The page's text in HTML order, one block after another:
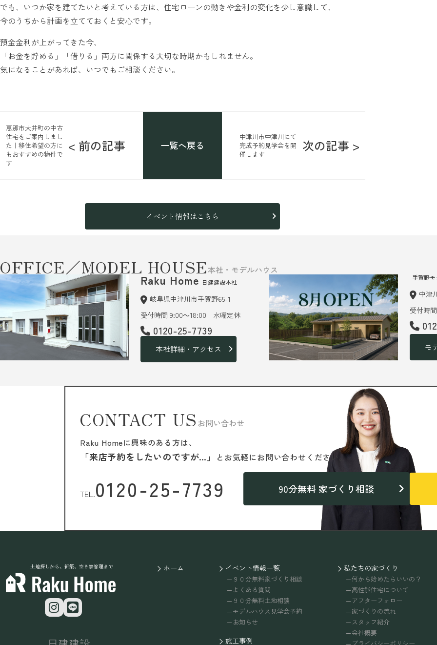
でも、いつか家を建てたいと考えている方は、住宅ローンの動きや金利の変化を少し意識して、
今のうちから計画を立てておくと安心です。
預金金利が上がってきた今、
「お金を貯める」「借りる」両方に関係する大切な時期かもしれません。
気になることがあれば、いつでもご相談ください。
< 前の記事
恵那市大井町の中古
住宅をご案内しまし
た｜移住希望の方に
もおすすめの物件で
す
一覧へ戻る
中津川市中津川にて
完成予約見学会を開
催します
次の記事 >
イベント情報はこちら
OFFICE／MODEL HOUSE本社・モデルハウス
Raku Home 日建建設本社
岐阜県中津川市手賀野65-1
受付時間 9:00～18:00 水曜定休
0120-25-7739
本社詳細・アクセス
手賀野
中津
受付時
モ
CONTACT US お問い合わせ
Raku Homeに興味のある方は、
「来店予約をしたいのですが…」 と お気軽にお問い合わせください。
TEL.0120-25-7739 90分無料 家づくり相談
土地探しから、新築、空き家管理まで ホーム イベント情報一覧
９０分無料家づくり相談
よくある質問
９０分無料土地相談
モデルハウス見学会予約
お知らせ
施工事例
私たちの家づくり
何から始めたらいいの？
高性能住宅について
アフターフォロー
家づくりの流れ
スタッフ紹介
会社概要
プライバシーポリシー